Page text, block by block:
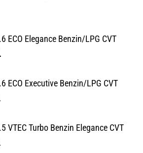
ECO Elegance Benzin/LPG CVT
ECO Executive Benzin/LPG CVT
VTEC Turbo Benzin Elegance CVT